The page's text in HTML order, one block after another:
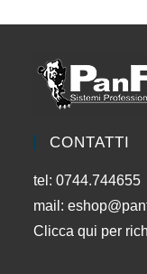
CONTATTI
tel: 0744.744655
mail:
Clicca qui per